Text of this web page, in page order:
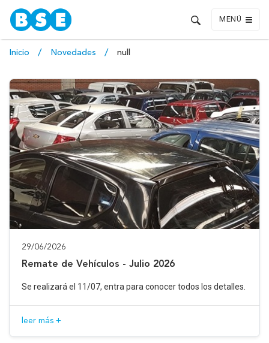
MENÚ
Inicio Novedades null
29/06/2026
Remate de Vehículos - Julio 2026
Se realizará el 11/07, entra para conocer todos los detalles.
leer más +